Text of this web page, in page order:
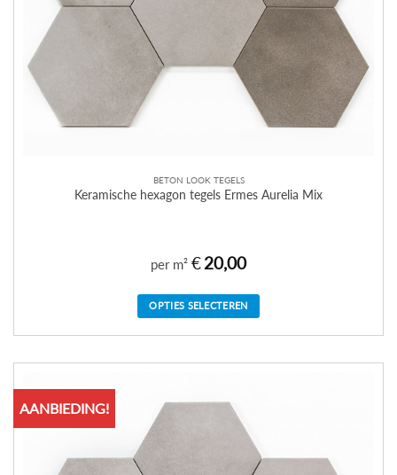
BETON LOOK TEGELS
Keramische hexagon tegels Ermes Aurelia Mix
per m² €20,00
OPTIES SELECTEREN
AANBIEDING!